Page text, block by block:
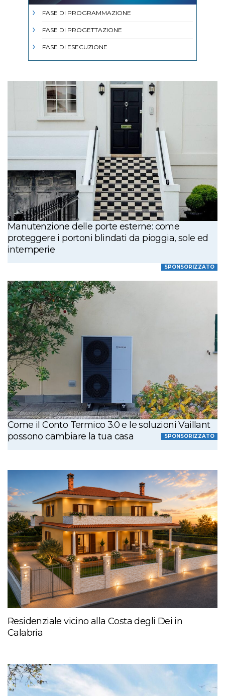
FASE DI PROGRAMMAZIONE
FASE DI PROGETTAZIONE
FASE DI ESECUZIONE
Manutenzione delle porte esterne: come
proteggere i portoni blindati da pioggia, sole ed
intemperie
SPONSORIZZATO
Come il Conto Termico 3.0 e le soluzioni Vaillant
possono cambiare la tua casa
SPONSORIZZATO
Residenziale vicino alla Costa degli Dei in
Calabria